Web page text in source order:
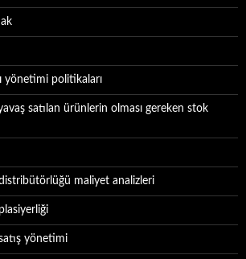
yönetimi politikaları
satılan ürünlerin olması gereken stok
maliyet analizleri
yönetimi